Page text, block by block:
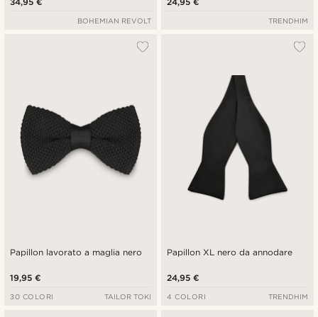
BOHEMIAN REVOLT TRENDHIM
Papillon lavorato a maglia nero
19,95 €
30 COLORI TAILOR TOKI
Papillon XL nero da annodare
24,95 €
4 COLORI TRENDHIM